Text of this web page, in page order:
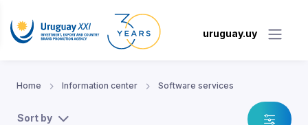
uruguay.uy
Home Information center Software services
Sort by